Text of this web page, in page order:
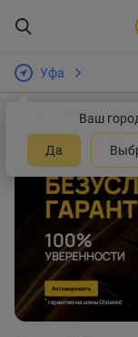
Уфа
Ваш
Да
Интернет-магазин шин
Новости и